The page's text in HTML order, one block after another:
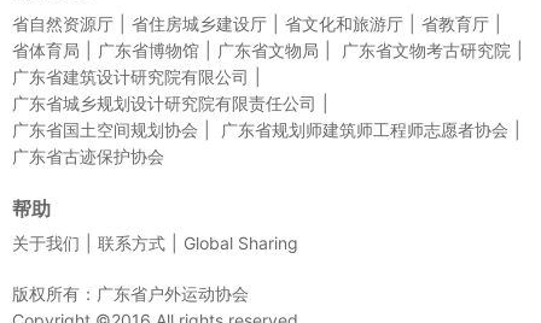
省自然资源厅 省住房城乡建设厅 省文化和旅游厅
省教育厅
省体育局
广东省博物馆 广东省文物局
广东省文物考古研究院
广东省建筑设计研究院有限公司
广东省城乡规划设计研究院有限责任公司
广东省国土空间规划协会
广东省规划师建筑师工程师志愿者协会
广东省古迹保护协会
帮助
关于我们 联系方式 Global Sharing
版权所有：广东省户外运动协会